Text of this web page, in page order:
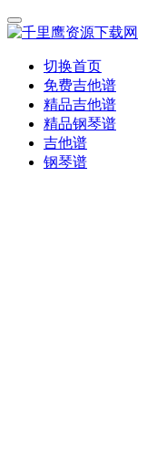
切换首页
免费吉他谱
精品吉他谱
精品钢琴谱
吉他谱
钢琴谱